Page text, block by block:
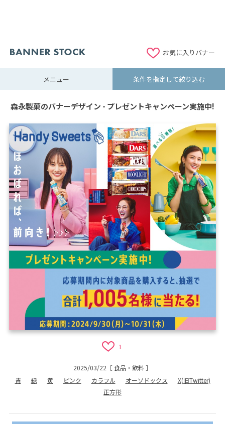
お気に入りバナー
メニュー 条件を指定して絞り込む
森永製菓のバナーデザイン - プレゼントキャンペーン実施中!
1
2025/03/22 ［食品・飲料］
青
緑 黄 ピンク カラフル オーソドックス
X(旧Twitter)
正方形